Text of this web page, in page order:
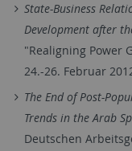
State-Business
Development after
"Realigning Power
24.-26. Februar
The End of Post-
Trends in the Arab
Deutschen